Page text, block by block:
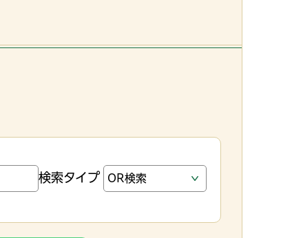
検索タイプ